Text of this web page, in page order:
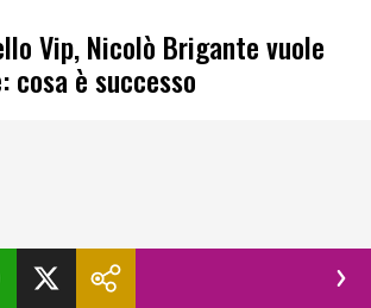
Vip, Nicolò Brigante vuole
cosa è successo